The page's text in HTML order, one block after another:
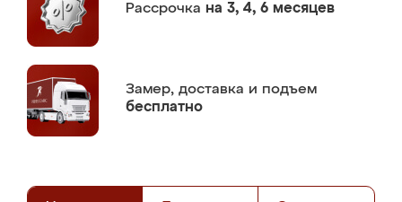
Рассрочка на 3, 4, 6 месяцев
Замер, доставка и подъем
бесплатно